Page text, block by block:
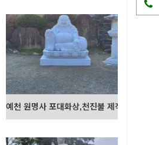
예천 원명사 포대화상,천진불 제작 및 설치